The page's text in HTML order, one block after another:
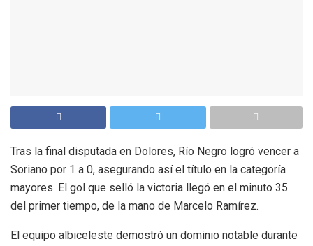
Tras la final disputada en Dolores, Río Negro logró vencer a
Soriano por 1 a 0, asegurando así el título en la categoría
mayores. El gol que selló la victoria llegó en el minuto 35
del primer tiempo, de la mano de Marcelo Ramírez.
El equipo albiceleste demostró un dominio notable durante